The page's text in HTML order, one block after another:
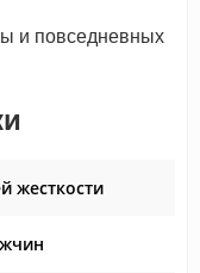
и повседневных
жесткости